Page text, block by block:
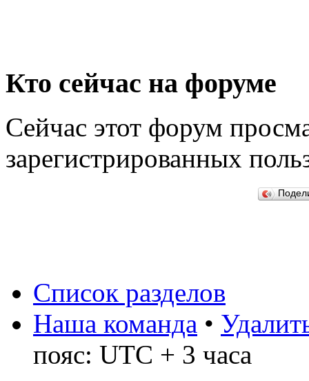
Кто сейчас на форуме
Сейчас этот форум
зарегистрированных
Список разделов
Наша команда •
пояс: UTC + 3 часа